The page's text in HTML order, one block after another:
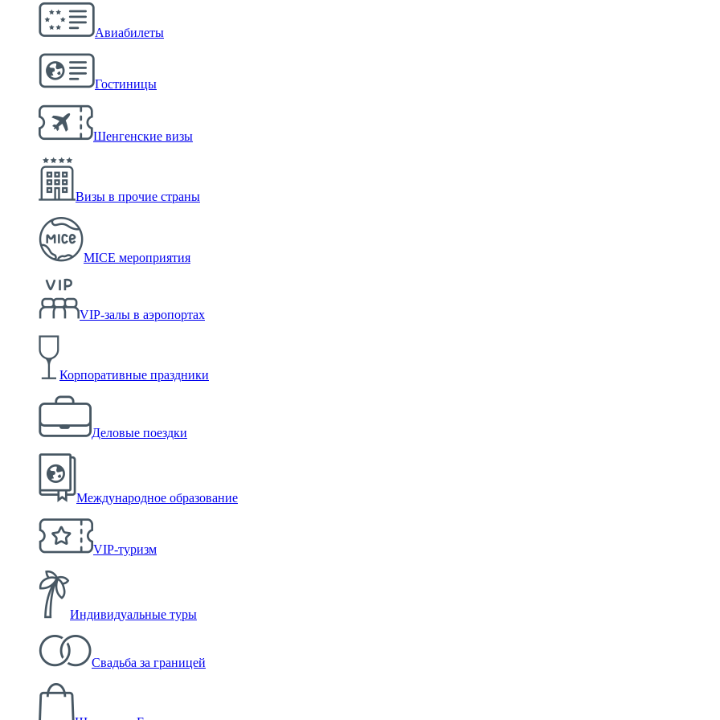
Авиабилеты
Гостиницы
Шенгенские визы
Визы в прочие страны
MICE мероприятия
VIP-залы в аэропортах
Корпоративные праздники
Деловые поездки
Международное образование
VIP-туризм
Индивидуальные туры
Свадьба за границей